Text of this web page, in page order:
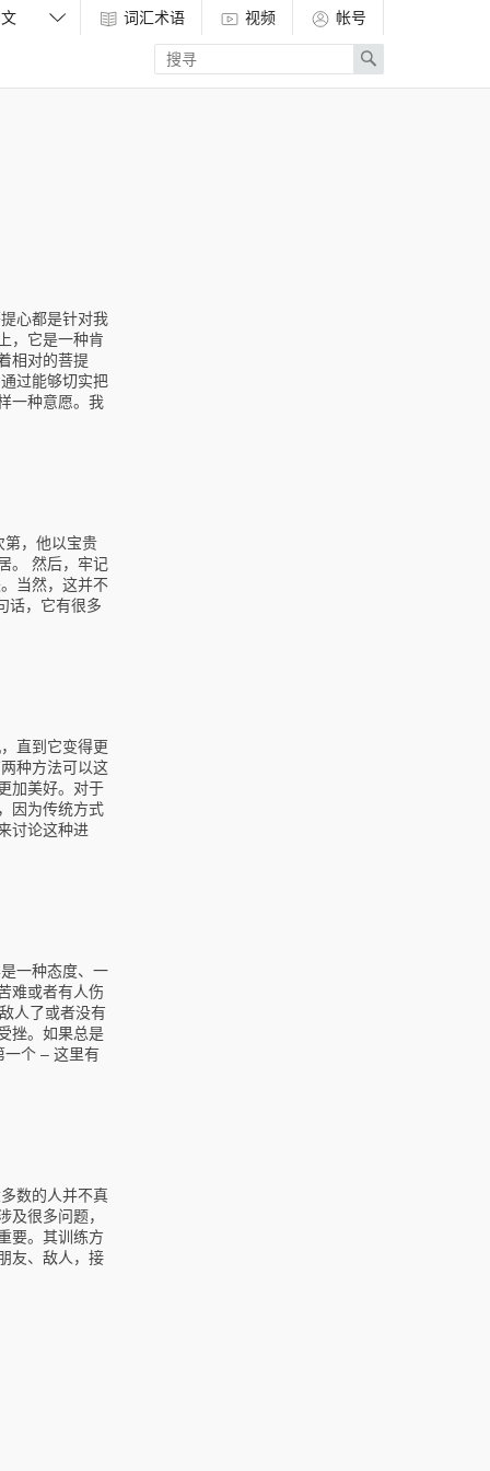
词汇术语 视频
帐号
Enter
search
term
Search
心都是针对我
，它是一种肯
相对的菩提
过能够切实把
一种意愿。我
第，他以宝贵
。 然后，牢记
当然，这并不
话，它有很多
直到它变得更
种方法可以这
加美好。对于
因为传统方式
讨论这种进
一种态度、一
难或者有人伤
人了或者没有
挫。如果总是
一个 – 这里有
数的人并不真
很多问题，
要。其训练方
友、敌人，接